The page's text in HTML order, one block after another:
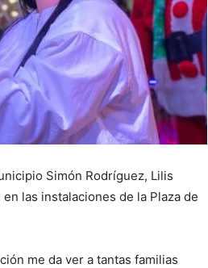
Simón Rodríguez, Lilis
las instalaciones de la Plaza de
me da ver a tantas familias